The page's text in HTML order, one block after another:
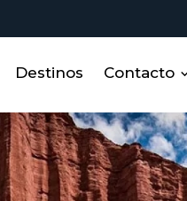
Destinos Contacto
Contacto
RRHH